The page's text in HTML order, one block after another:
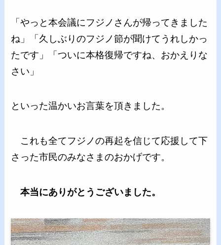
「やっと本会議にフジノさんが帰ってきました
ね」「久しぶりのフジノ節が聞けてうれしかっ
たです」「ついに本格復帰ですね、おかえりな
さい」
といった温かいお言葉を頂きました。
これも全てフジノの再起を信じて応援して下
さった市民のみなさまのおかげです。
本当にありがとうございました。